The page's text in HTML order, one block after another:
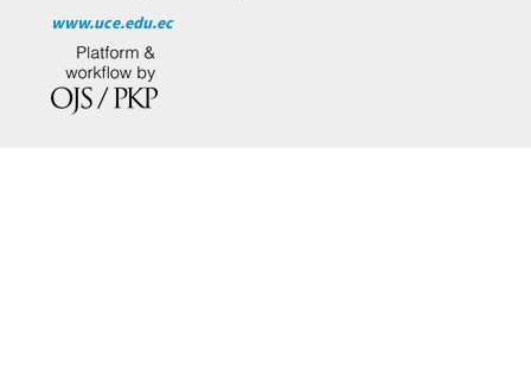
www.uce.edu.ec